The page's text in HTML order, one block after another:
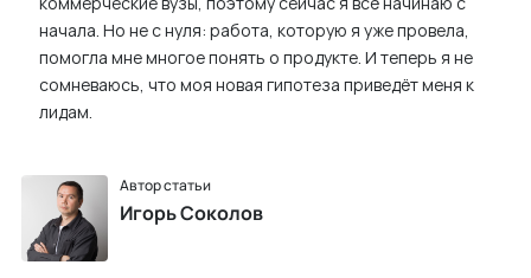
начала. Но не с нуля: работа, которую я уже провела,
помогла мне многое понять о продукте. И теперь я не
сомневаюсь, что моя новая гипотеза приведёт меня к
лидам.
Автор статьи
Игорь Соколов